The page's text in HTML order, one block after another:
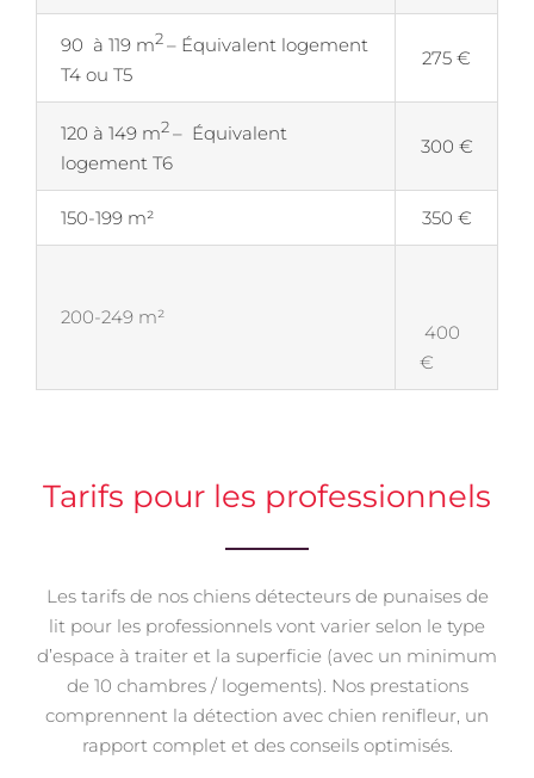
90 à 119 m2 – Équivalent logement
T4 ou T5
275 €
120 à 149 m2 – Équivalent
logement T6
300 €
150-199 m² 350 €
200-249 m²
400
€
Tarifs pour les professionnels
Les tarifs de nos chiens détecteurs de punaises de
lit pour les professionnels vont varier selon le type
d’espace à traiter et la superficie (avec un minimum
de 10 chambres / logements). Nos prestations
comprennent la détection avec chien renifleur, un
rapport complet et des conseils optimisés.